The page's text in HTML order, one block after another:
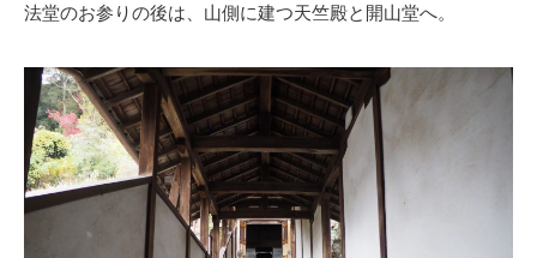
法堂のお参りの後は、山側に建つ天竺殿と開山堂へ。